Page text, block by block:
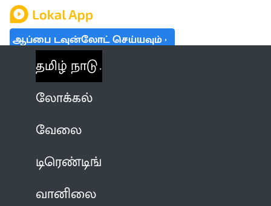
ஆப்பை டவுன்லோட் செய்யவும்
தமிழ் நாடு
லோக்கல்
வேலை
டிரெண்டிங்
வானிலை